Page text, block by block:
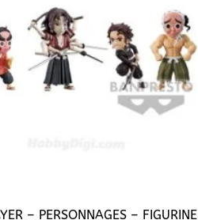
– PERSONNAGES – FIGURINE